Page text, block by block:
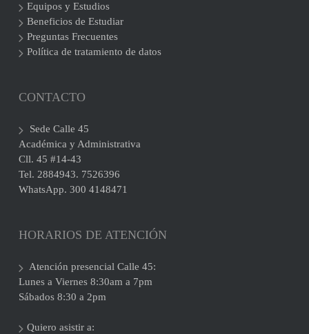
Equipos y Estudios
Beneficios de Estudiar
Preguntas Frecuentes
Política de tratamiento de datos
CONTACTO
Sede Calle 45
Académica y Administrativa
Cll. 45 #14-43
Tel. 2884943. 7526396
WhatsApp. 300 4148471
HORARIOS DE ATENCIÓN
Atención presencial Calle 45:
Lunes a Viernes 8:30am a 7pm
Sábados 8:30 a 2pm
Quiero asistir a: